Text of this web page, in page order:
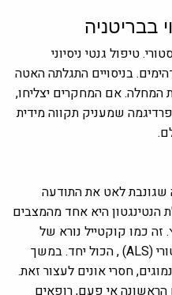
בבריטניה
טיפול גנטי ניסיוני
בניסויים התגלתה האטה
בהתקדמות המחלה. אם המחקרים יצליחו,
שמעניק תקווה מידית
לאט את התודעה
היא אחד מהמצבים
כמו קוקטייל נורא של
דמנציה, פרקינסון ומחלת נוירון מוטורי (ALS) , הכול יחד. במשך
חסרי אונים לעצור זאת.
אי פעם, רופאים